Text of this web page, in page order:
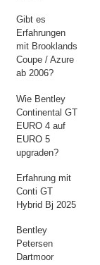
Gibt es
Erfahrungen
mit Brooklands
Coupe / Azure
ab 2006?
Wie Bentley
Continental GT
EURO 4 auf
EURO 5
upgraden?
Erfahrung mit
Conti GT
Hybrid Bj 2025
Bentley
Petersen
Dartmoor